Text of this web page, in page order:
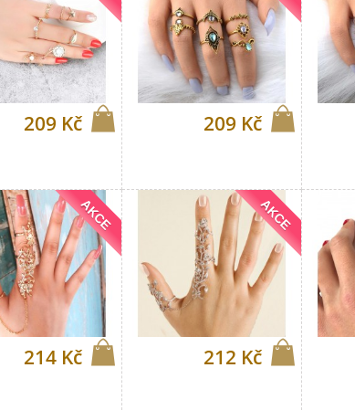
209 Kč 209 Kč
214 Kč
AKCE
212 Kč
AKCE